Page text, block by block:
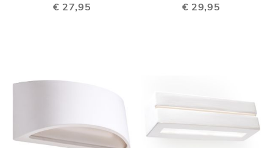
€ 27,95
€ 29,95